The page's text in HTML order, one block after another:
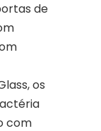
de
os
com